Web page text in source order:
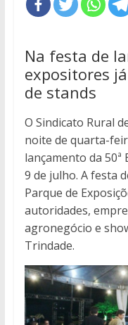
Na festa de
expositores
de stands
O Sindicato Rural
noite de quarta-
lançamento da 50ª
9 de julho. A festa
Parque de
autoridades,
agronegócio e
Trindade.